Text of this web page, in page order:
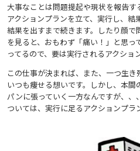
大事なことは問題提起や現状を報告
アクションプランを立て、実行し、結
結果を出すまで続きます。したり顔
を見ると、おもわず「痛い！」と思
ってるので、要は実行されるアクショ
この仕事が決まれば、また、一つ生き
いつも痩せる想いです。しかし、本
パンに張っていく一方なんですが、
ついては、実行に足るアクションプラ